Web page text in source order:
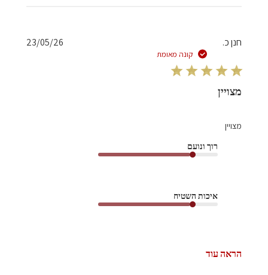
חנן כ.
קונה מאומת
מצויין
מצויין
רוך ונועם
איכות השטיח
הראה עוד
23/05/26